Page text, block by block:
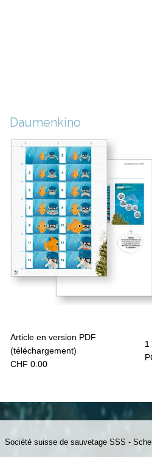
Daumenkino
Article en version PDF
(téléchargement)
CHF 0.00
1
Société suisse de sauvetage SSS -